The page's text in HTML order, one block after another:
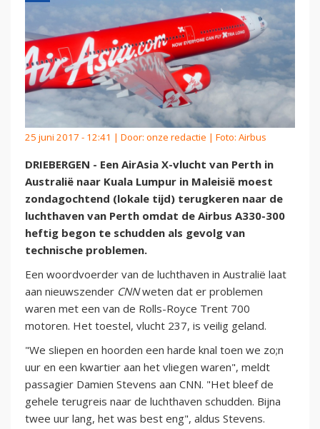
25 juni 2017 - 12:41 | Door: onze redactie | Foto: Airbus
DRIEBERGEN - Een AirAsia X-vlucht van Perth in
Australië naar Kuala Lumpur in Maleisië moest
zondagochtend (lokale tijd) terugkeren naar de
luchthaven van Perth omdat de Airbus A330-300
heftig begon te schudden als gevolg van
technische problemen.
Een woordvoerder van de luchthaven in Australië laat
aan nieuwszender CNNweten dat er problemen
waren met een van de Rolls-Royce Trent 700
motoren. Het toestel, vlucht 237, is veilig geland.
"We sliepen en hoorden een harde knal toen we zo;n
uur en een kwartier aan het vliegen waren", meldt
passagier Damien Stevens aan CNN. "Het bleef de
gehele terugreis naar de luchthaven schudden. Bijna
twee uur lang, het was best eng", aldus Stevens.